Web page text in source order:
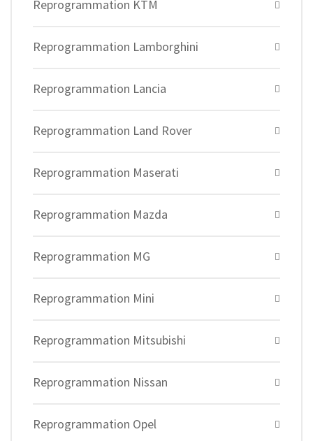
Reprogrammation KTM
Reprogrammation Lamborghini
Reprogrammation Lancia
Reprogrammation Land Rover
Reprogrammation Maserati
Reprogrammation Mazda
Reprogrammation MG
Reprogrammation Mini
Reprogrammation Mitsubishi
Reprogrammation Nissan
Reprogrammation Opel